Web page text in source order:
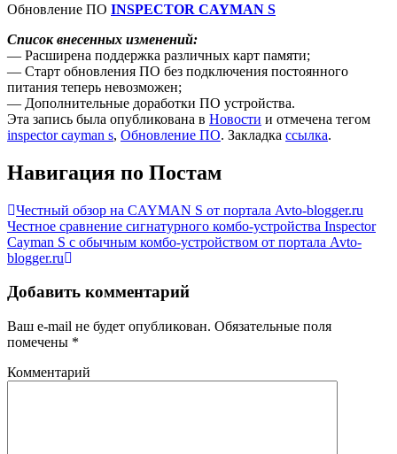
Обновление ПО INSPECTOR CAYMAN S
Список внесенных изменений:
— Расширена поддержка различных карт памяти;
— Старт обновления ПО без подключения постоянного
питания теперь невозможен;
— Дополнительные доработки ПО устройства.
Эта запись была опубликована в Новости и отмечена тегом
inspector cayman s, Обновление ПО. Закладка ссылка.
Навигация по Постам
Честный обзор на CAYMAN S от портала Avto-blogger.ru
Честное сравнение сигнатурного комбо-устройства Inspector
Cayman S с обычным комбо-устройством от портала Avto-
blogger.ru
Добавить комментарий
Ваш e-mail не будет опубликован. Обязательные поля
помечены *
Комментарий